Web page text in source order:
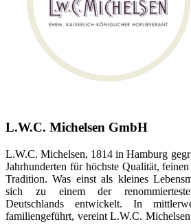
L.W.C. Michelsen GmbH
L.W.C. Michelsen, 1814 in Hamburg
Jahrhunderten für höchste Qualität,
Tradition. Was einst als kleines
sich zu einem der renommiertesten
Deutschlands entwickelt. In
familiengeführt, vereint L.W.C.